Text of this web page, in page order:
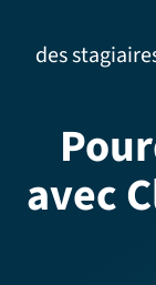
des
avec